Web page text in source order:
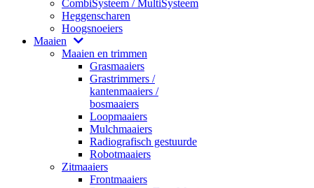
CombiSysteem / MultiSysteem
Heggenscharen
Hoogsnoeiers
Maaien
Maaien en trimmen
Grasmaaiers
Grastrimmers /
kantenmaaiers /
bosmaaiers
Loopmaaiers
Mulchmaaiers
Radiografisch gestuurde
Robotmaaiers
Zitmaaiers
Frontmaaiers